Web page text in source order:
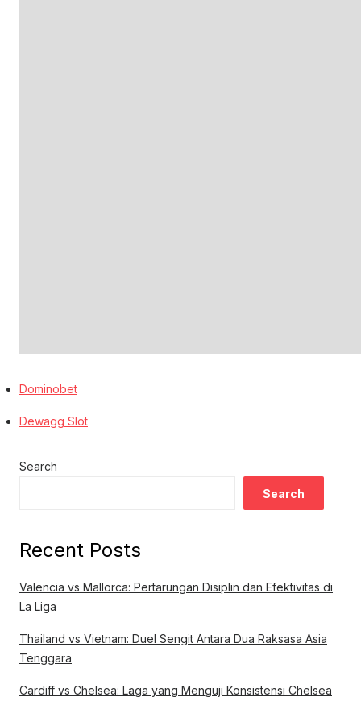
Dominobet
Dewagg Slot
Search
Search
Recent Posts
Valencia vs Mallorca: Pertarungan Disiplin dan Efektivitas di
La Liga
Thailand vs Vietnam: Duel Sengit Antara Dua Raksasa Asia
Tenggara
Cardiff vs Chelsea: Laga yang Menguji Konsistensi Chelsea